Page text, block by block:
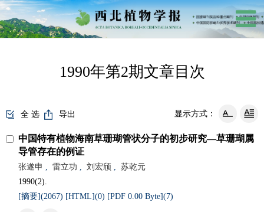
1990年第2期文章目次
全 选 导出 显示方式：
中国特有植物海南草珊瑚管状分子的初步研究—草珊瑚属
导管存在的例证
张遂申 , 雷立功 , 刘宏颀 ,
苏乾元
1990(2).
[摘要](2067) [HTML](0) [PDF 0.00 Byte](7)